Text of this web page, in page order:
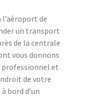
l’aéroport de
un transport
de la centrale
vous donnons
professionnel et
de votre
bord d’un